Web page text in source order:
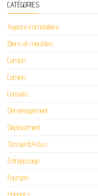
CATÉGORIES
Agence immobilière
Biens et meubles
Camion
Camion
Conseils
Déménagement
Déplacement
Dossier&Actus
Entreposage
Fourgon